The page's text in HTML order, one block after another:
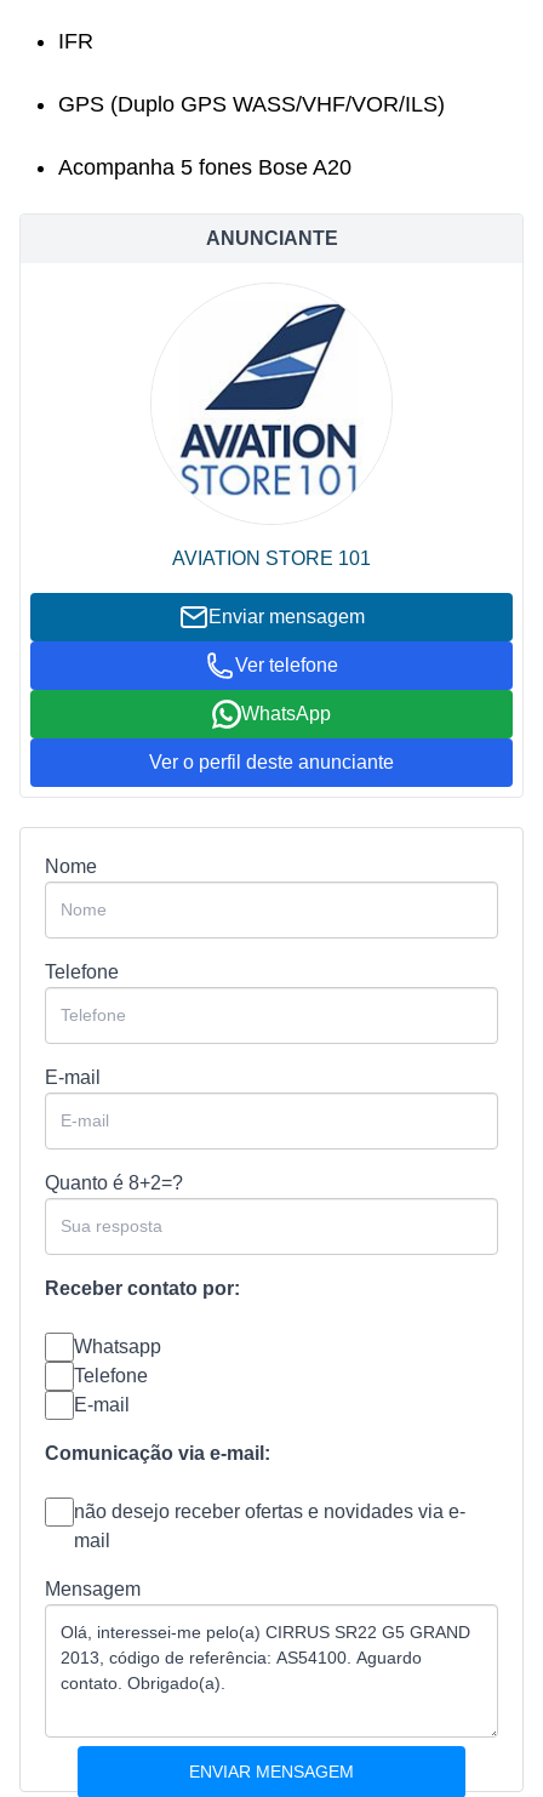
IFR
GPS (Duplo GPS WASS/VHF/VOR/ILS)
Acompanha 5 fones Bose A20
ANUNCIANTE
AVIATION STORE 101
Enviar mensagem
Ver telefone
WhatsApp
Ver o perfil deste anunciante
Nome
Telefone
E-mail
Quanto é 8+2=?
Receber contato por:
Whatsapp
Telefone
E-mail
Comunicação via e-mail:
não desejo receber ofertas e novidades via e-
mail
Mensagem